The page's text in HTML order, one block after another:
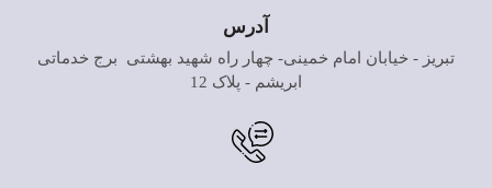
آدرس
تبریز - خیابان امام خمینی- چهار راه شهید بهشتی برج خدماتی
ابریشم - پلاک 12